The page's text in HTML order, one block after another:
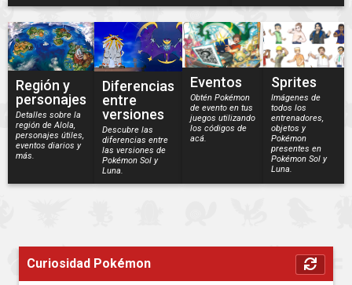
Región y
personajes
Detalles sobre la
región de Alola,
personajes útiles,
eventos diarios y
más.
Diferencias
entre
versiones
Descubre las
diferencias entre
las versiones de
Pokémon Sol y
Luna.
Eventos
Obtén Pokémon
de evento en tus
juegos utilizando
los códigos de
acá.
Sprites
Imágenes de
todos los
entrenadores,
objetos y
Pokémon
presentes en
Pokémon Sol y
Luna.
Curiosidad Pokémon